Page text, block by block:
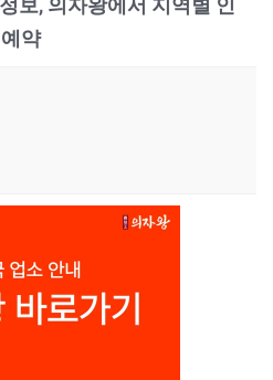
보, 의자왕에서 지역별 인
약